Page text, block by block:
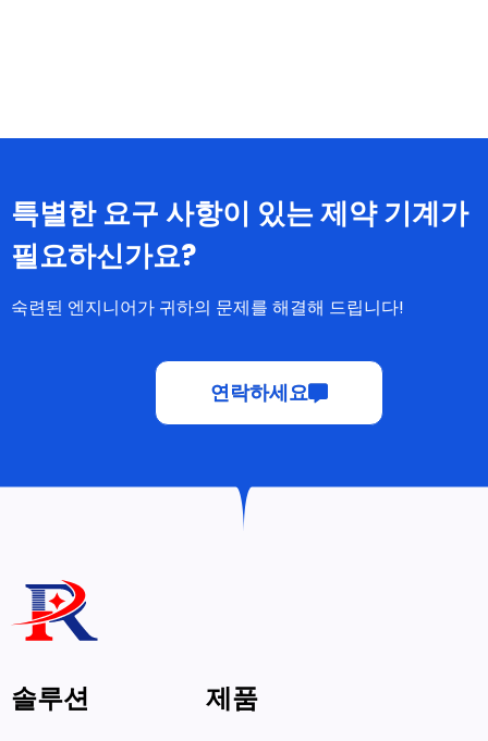
특별한 요구 사항이 있는 제약 기계가
필요하신가요?
숙련된 엔지니어가 귀하의 문제를 해결해 드립니다!
연락하세요
솔루션 제품